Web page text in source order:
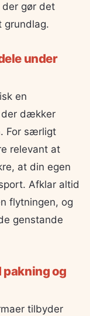
gør det
grundlag.
under
en
der dækker
For særligt
relevant at
at din egen
Afklar altid
flytningen, og
genstande
og
tilbyder